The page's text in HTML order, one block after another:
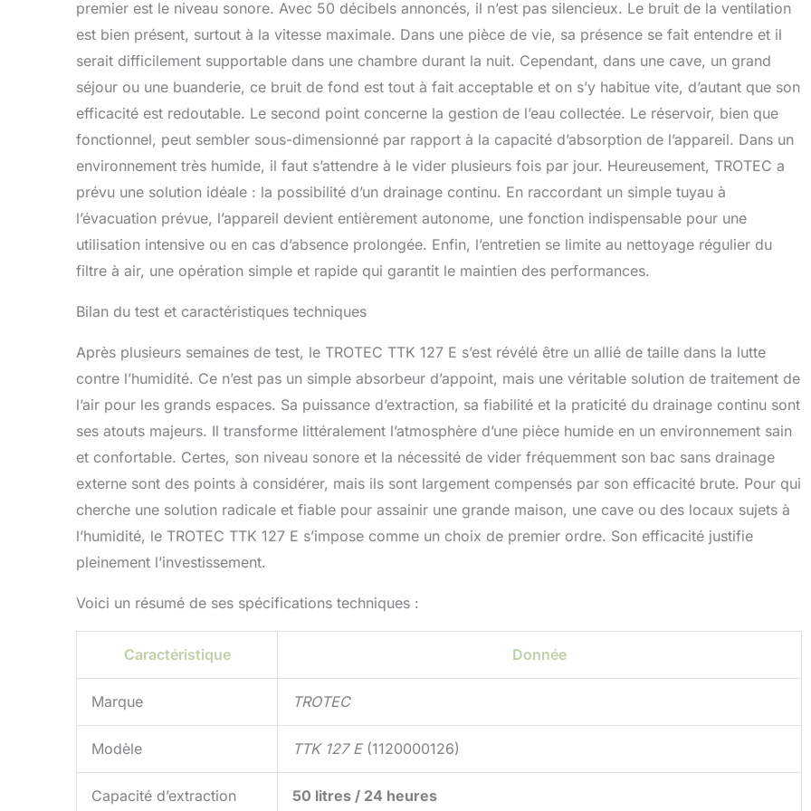
premier est le niveau sonore. Avec 50 décibels annoncés, il n’est pas silencieux. Le bruit de la ventilation
est bien présent, surtout à la vitesse maximale. Dans une pièce de vie, sa présence se fait entendre et il
serait difficilement supportable dans une chambre durant la nuit. Cependant, dans une cave, un grand
séjour ou une buanderie, ce bruit de fond est tout à fait acceptable et on s’y habitue vite, d’autant que son
efficacité est redoutable. Le second point concerne la gestion de l’eau collectée. Le réservoir, bien que
fonctionnel, peut sembler sous-dimensionné par rapport à la capacité d’absorption de l’appareil. Dans un
environnement très humide, il faut s’attendre à le vider plusieurs fois par jour. Heureusement, TROTEC a
prévu une solution idéale : la possibilité d’un drainage continu. En raccordant un simple tuyau à
l’évacuation prévue, l’appareil devient entièrement autonome, une fonction indispensable pour une
utilisation intensive ou en cas d’absence prolongée. Enfin, l’entretien se limite au nettoyage régulier du
filtre à air, une opération simple et rapide qui garantit le maintien des performances.
Bilan du test et caractéristiques techniques
Après plusieurs semaines de test, le TROTEC TTK 127 E s’est révélé être un allié de taille dans la lutte
contre l’humidité. Ce n’est pas un simple absorbeur d’appoint, mais une véritable solution de traitement de
l’air pour les grands espaces. Sa puissance d’extraction, sa fiabilité et la praticité du drainage continu sont
ses atouts majeurs. Il transforme littéralement l’atmosphère d’une pièce humide en un environnement sain
et confortable. Certes, son niveau sonore et la nécessité de vider fréquemment son bac sans drainage
externe sont des points à considérer, mais ils sont largement compensés par son efficacité brute. Pour qui
cherche une solution radicale et fiable pour assainir une grande maison, une cave ou des locaux sujets à
l’humidité, le TROTEC TTK 127 E s’impose comme un choix de premier ordre. Son efficacité justifie
pleinement l’investissement.
Voici un résumé de ses spécifications techniques :
Caractéristique Donnée
Marque TROTEC
Modèle TTK 127 E(1120000126)
Capacité d’extraction 50 litres / 24 heures